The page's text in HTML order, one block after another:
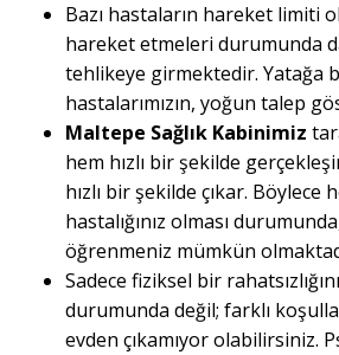
Bazı hastaların hareket limiti
hareket etmeleri durumunda
tehlikeye girmektedir. Yatağa
hastalarımızın, yoğun talep
Maltepe Sağlık Kabinimiz
hem hızlı bir şekilde
hızlı bir şekilde çıkar. Böylece
hastalığınız olması
öğrenmeniz mümkün
Sadece fiziksel bir
durumunda değil; farklı
evden çıkamıyor olabilirsiniz.